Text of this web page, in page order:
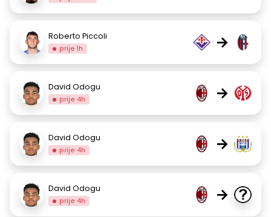
Roberto Piccoli
prije 1h →
David Odogu
prije 4h →
David Odogu
prije 4h →
David Odogu
prije 4h →